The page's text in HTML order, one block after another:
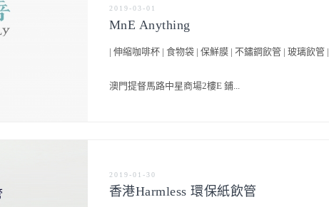
2019-03-01
MnE Anything
| 伸縮咖啡杯 | 食物袋 | 保鮮膜 | 不鏽鋼飲管 | 玻璃飲管 |
澳門提督馬路中星商場2樓E 鋪...
2019-01-30
香港Harmless 環保紙飲管